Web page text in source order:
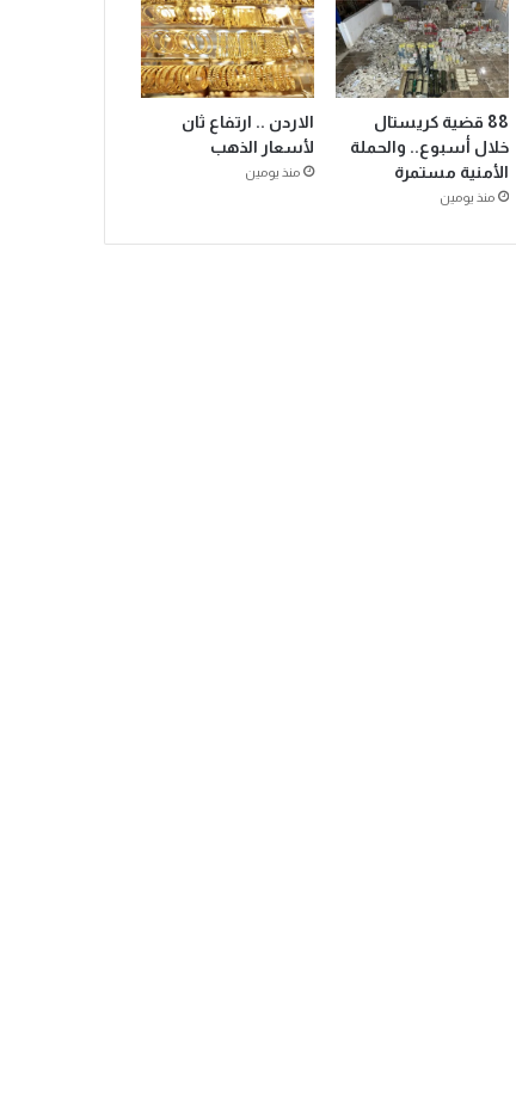
88 قضية كريستال
خلال أسبوع.. والحملة
الأمنية مستمرة
منذ يومين
الاردن .. ارتفاع ثان
لأسعار الذهب
منذ يومين